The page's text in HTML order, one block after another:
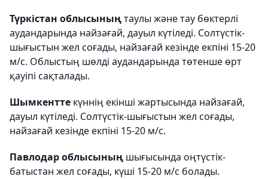
Түркістан облысыныңтаулы және тау бөктерлі
аудандарында найзағай, дауыл күтіледі. Солтүстік-
шығыстын жел соғады, найзағай кезінде екпіні 15-20
м/с. Облыстың шөлді аудандарында төтенше өрт
қауіпі сақталады.
Шымкентте күннің екінші жартысында найзағай,
дауыл күтіледі. Солтүстік-шығыстын жел соғады,
найзағай кезінде екпіні 15-20 м/с.
Павлодар облысының шығысында оңтүстік-
батыстан жел соғады, күші 15-20 м/с болады.